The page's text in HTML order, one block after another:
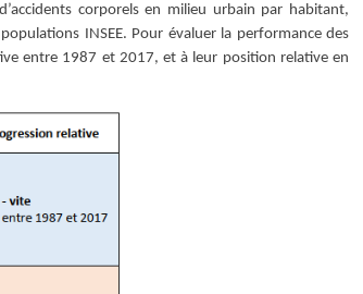
corporels en milieu urbain par habitant,
INSEE. Pour évaluer la performance des
entre 1987 et 2017, et à leur position relative en